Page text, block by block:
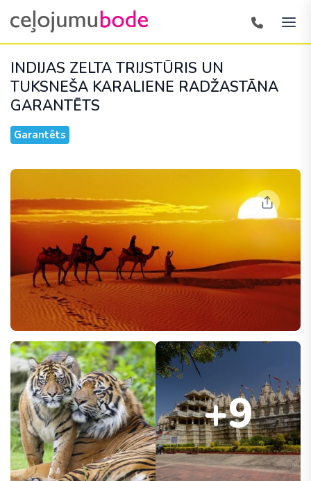
INDIJAS ZELTA TRIJSTŪRIS UN
TUKSNEŠA KARALIENE RADŽASTĀNA
GARANTĒTS
Garantēts
+9